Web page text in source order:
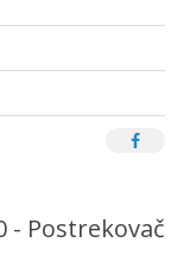
- Postrekovač